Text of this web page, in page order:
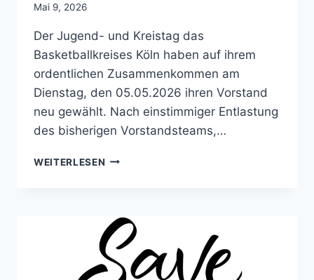
Mai 9, 2026
Der Jugend- und Kreistag das
Basketballkreises Köln haben auf ihrem
ordentlichen Zusammenkommen am
Dienstag, den 05.05.2026 ihren Vorstand
neu gewählt. Nach einstimmiger Entlastung
des bisherigen Vorstandsteams,…
WEITERLESEN NEUER